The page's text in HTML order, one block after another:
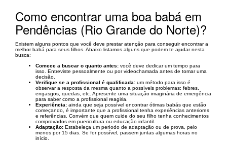
Como encontrar uma boa babá em
Pendências (Rio Grande do Norte)?
Existem alguns pontos que você deve prestar atenção para conseguir encontrar a
melhor babá para seus filhos. Abaixo listamos alguns que podem te ajudar nesta
busca:
Comece a buscar o quanto antes: você deve dedicar um tempo para
isso. Entreviste pessoalmente ou por videochamada antes de tomar uma
decisão.
Verifique se a profissional é qualificada: um método para isso é
observar a resposta da mesma quanto a possíveis problemas: febres,
engasgos, quedas, etc. Apresente uma situação imaginária de emergência
para saber como a profissional reagiria.
Experiência: ainda que seja possível encontrar ótimas babás que estão
começando, é importante que a profissional tenha experiências anteriores
e referências. Convém que quem cuide do seu filho tenha conhecimentos
comprovados em puericultura ou educação infantil.
Adaptação: Estabeleça um período de adaptação ou de prova, pelo
menos por 15 dias. Se for possível, passem juntas algumas horas no
início.